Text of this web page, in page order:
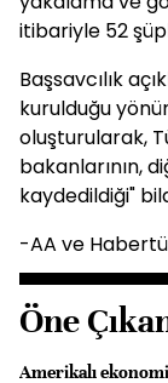
itibariyle 52
Başsavcılık
kurulduğu
oluşturularak,
bakanlarının,
kaydedildiği"
-AA ve
Öne
Amerikalı